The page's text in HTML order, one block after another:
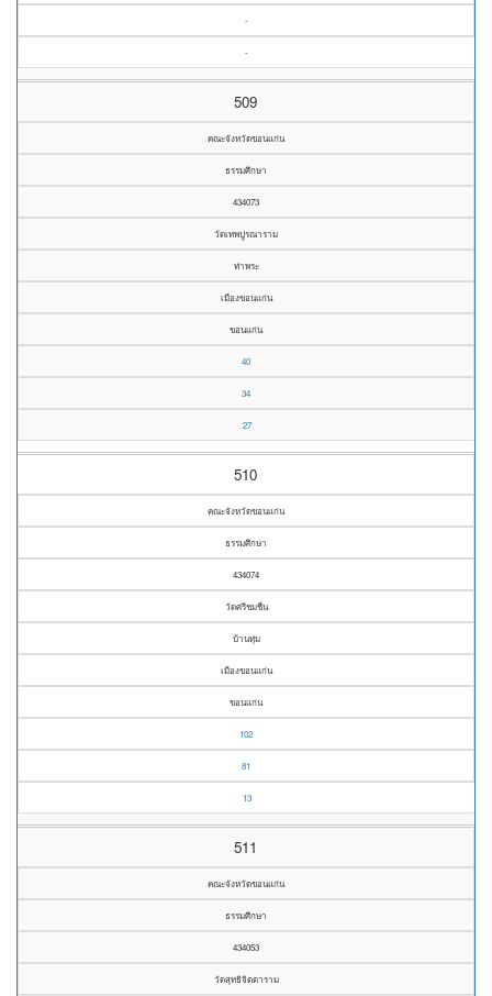
-
-
509
คณะจังหวัดขอนแก่น
ธรรมศึกษา
434073
วัดเทพปูรณาราม
ท่าพระ
เมืองขอนแก่น
ขอนแก่น
40
34
27
510
คณะจังหวัดขอนแก่น
ธรรมศึกษา
434074
วัดศรีชมชื่น
บ้านทุ่ม
เมืองขอนแก่น
ขอนแก่น
102
81
13
511
คณะจังหวัดขอนแก่น
ธรรมศึกษา
434053
วัดสุทธิจิตตาราม